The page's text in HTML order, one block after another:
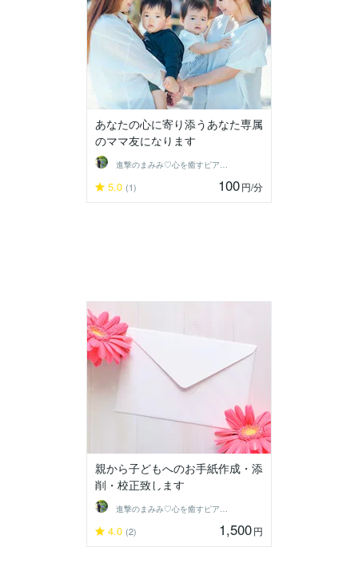
あなたの心に寄り添うあなた専属
のママ友になります
進撃のまみみ♡心を癒すピアヘルパー
5.0 (1) 100円/分
親から子どもへのお手紙作成・添
削・校正致します
進撃のまみみ♡心を癒すピアヘルパー
4.0 (2) 1,500円